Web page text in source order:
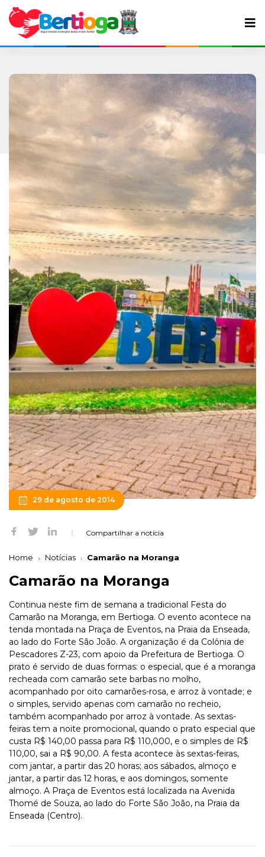
29 de agosto de 2014
Compartilhar a notícia
Home Notícias Camarão na Moranga
Camarão na Moranga
Continua neste fim de semana a tradicional Festa do
Camarão na Moranga, em Bertioga. O evento acontece na
tenda montada na Praça de Eventos, na Praia da Enseada,
ao lado do Forte São João. A organização é da Colônia de
Pescadores Z-23, com apoio da Prefeitura de Bertioga. O
prato é servido de duas formas: o especial, que é a moranga
recheada com camarão sete barbas no molho,
acompanhado por oito camarões-rosa, e arroz à vontade; e
o simples, servido apenas com camarão no recheio,
também acompanhado por arroz à vontade. As sextas-
feiras tem a noite promocional, quando o prato especial que
custa R$ 140,00 passa para R$ 110,000, e o simples de R$
110,00, sai a R$ 90,00. A festa acontece às sextas-feiras,
com jantar, a partir das 20 horas; aos sábados, almoço e
jantar, a partir das 12 horas, e aos domingos, somente
almoço. A Praça de Eventos está localizada na Avenida
Thomé de Souza, ao lado do Forte São João, na Praia da
Enseada (Centro).